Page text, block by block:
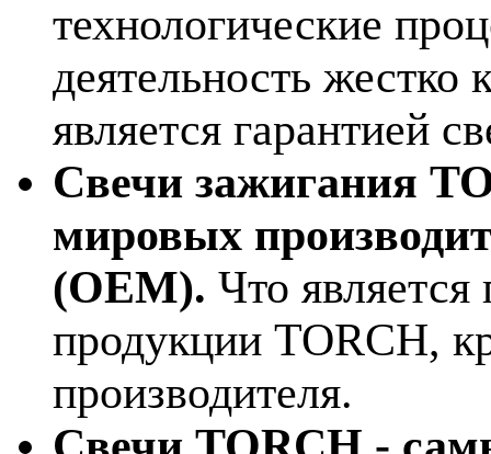
технологические
деятельность жестко
является гарантией
Свечи зажигания
мировых
(OEM). Что является
продукции TORCH,
производителя.